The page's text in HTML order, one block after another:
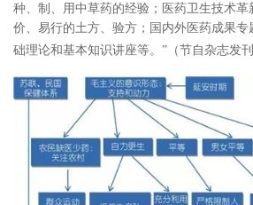
种、制、用中草药的经验；医药卫生技术
价、易行的土方、验方；国内外医药成果
础理论和基本知识讲座等。”（节自杂志发刊